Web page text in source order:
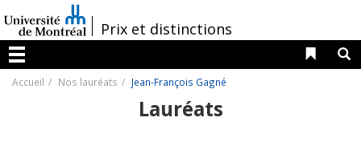
au
contenu
/Prix et distinctions
Menu
Liens
Accueil Nos lauréats Jean-François Gagné
Lauréats